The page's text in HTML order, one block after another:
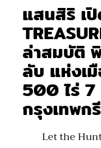
แสนสิริ เปิ
ล่าสมบัติ
ลับ แห่งเ
500 ไร่
กรุงเทพก
Let the Hunt